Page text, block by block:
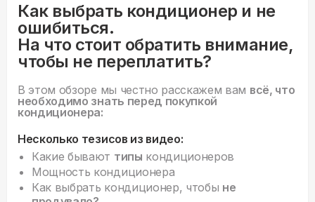
Как выбрать кондиционер и не
ошибиться.
На что стоит обратить внимание,
чтобы не переплатить?
В этом обзоре мы честно расскажем вам всё, что
необходимо знать перед покупкой
кондиционера:
Несколько тезисов из видео:
Какие бывают типы кондиционеров
Мощность кондиционера
Как выбрать кондиционер, чтобы не